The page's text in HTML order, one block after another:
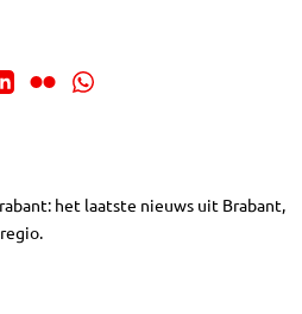
het laatste nieuws uit Brabant,